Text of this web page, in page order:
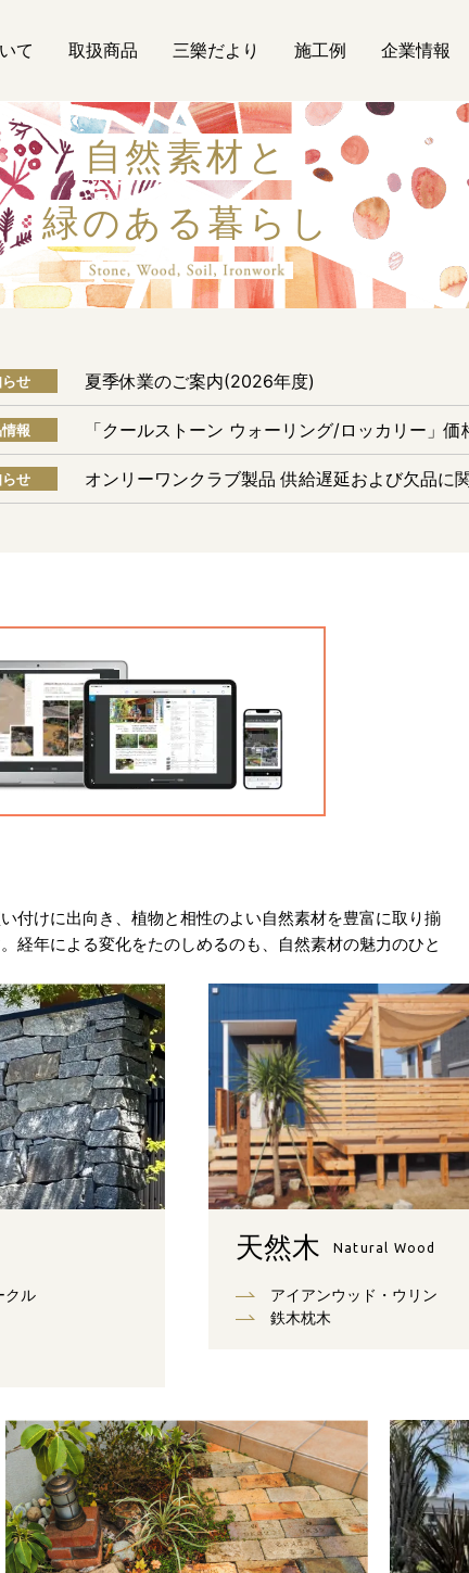
て 取扱商品 三樂だより 施工例 企業情報
自然素材と
緑のある暮らし
せ 夏季休業のご案内(2026年度)
報 「クールストーン ウォーリング/ロッカリー」
せ オンリーワンクラブ製品 供給遅延および欠品に
付けに出向き、植物と相性のよい自然素材を豊富に取り揃
経年による変化をたのしめるのも、自然素材の魅力のひと
クル
天然木 Natural Wood
アイアンウッド・ウリン
鉄木枕木